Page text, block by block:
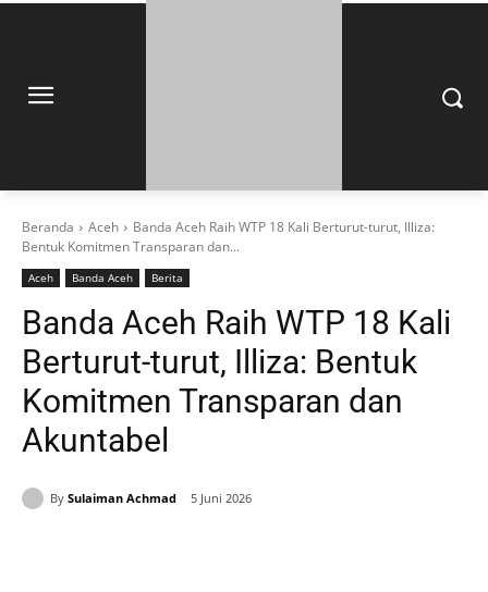
Beranda Aceh
Banda Aceh Raih WTP 18 Kali Berturut-turut, Illiza:
Bentuk Komitmen Transparan dan...
Aceh Banda Aceh Berita
Banda Aceh Raih WTP 18 Kali
Berturut-turut, Illiza: Bentuk
Komitmen Transparan dan
Akuntabel
By Sulaiman Achmad 5 Juni 2026